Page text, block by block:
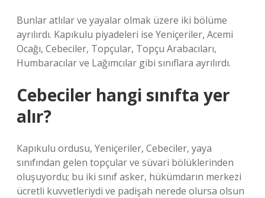
Bunlar atlılar ve yayalar olmak üzere iki bölüme
ayrılırdı. Kapıkulu piyadeleri ise Yeniçeriler, Acemi
Ocağı, Cebeciler, Topçular, Topçu Arabacıları,
Humbaracılar ve Lağımcılar gibi sınıflara ayrılırdı.
Cebeciler hangi sınıfta yer
alır?
Kapıkulu ordusu, Yeniçeriler, Cebeciler, yaya
sınıfından gelen topçular ve süvari bölüklerinden
oluşuyordu; bu iki sınıf asker, hükümdarın merkezi
ücretli kuvvetleriydi ve padişah nerede olursa olsun